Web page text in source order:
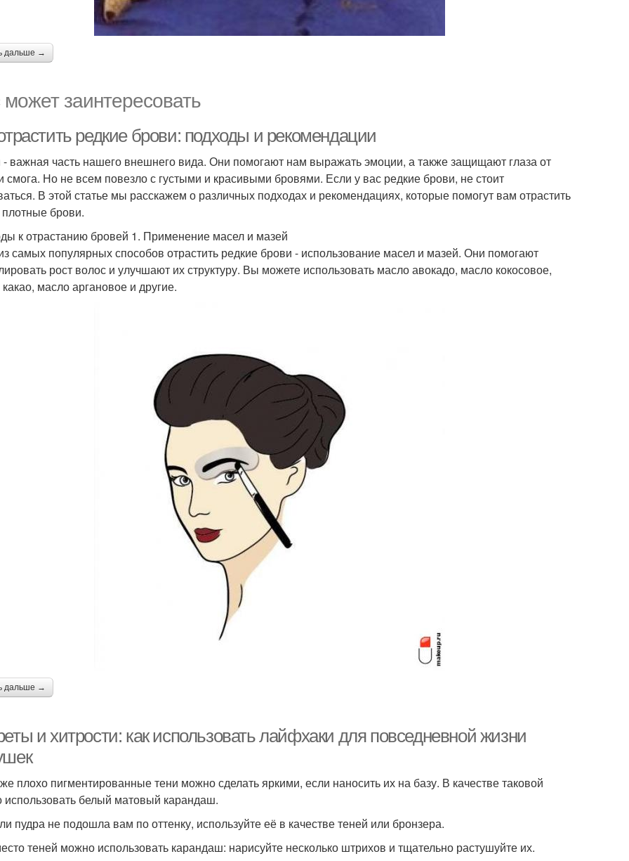
дальше →
заинтересовать
редкие брови: подходы и рекомендации
важная часть нашего внешнего вида. Они помогают нам выражать эмоции, а также защищают глаза от
смога. Но не всем повезло с густыми и красивыми бровями. Если у вас редкие брови, не стоит
В этой статье мы расскажем о различных подходах и рекомендациях, которые помогут вам отрастить
брови.
к отрастанию бровей 1. Применение масел и мазей
самых популярных способов отрастить редкие брови - использование масел и мазей. Они помогают
рост волос и улучшают их структуру. Вы можете использовать масло авокадо, масло кокосовое,
масло аргановое и другие.
дальше →
и хитрости: как использовать лайфхаки для повседневной жизни
плохо пигментированные тени можно сделать яркими, если наносить их на базу. В качестве таковой
белый матовый карандаш.
пудра не подошла вам по оттенку, используйте её в качестве теней или бронзера.
теней можно использовать карандаш: нарисуйте несколько штрихов и тщательно растушуйте их.